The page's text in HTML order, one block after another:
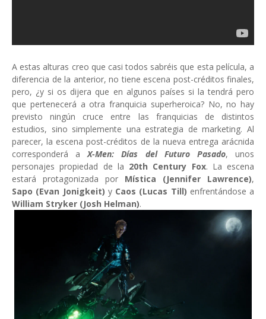
A estas alturas creo que casi todos sabréis que esta película, a
diferencia de la anterior, no tiene escena post-créditos finales,
pero, ¿y si os dijera que en algunos países si la tendrá pero
que pertenecerá a otra franquicia superheroica? No, no hay
previsto ningún cruce entre las franquicias de distintos
estudios, sino simplemente una estrategia de marketing. Al
parecer, la escena post-créditos de la nueva entrega arácnida
corresponderá aX-Men: Días del Futuro Pasado, unos
personajes propiedad de la 20th Century Fox. La escena
estará protagonizada por Mística (Jennifer Lawrence),
Sapo (Evan Jonigkeit) y Caos (Lucas Till) enfrentándose a
William Stryker (Josh Helman).